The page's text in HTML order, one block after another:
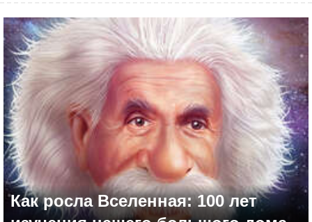
+17
Как росла Вселенная: 100 лет